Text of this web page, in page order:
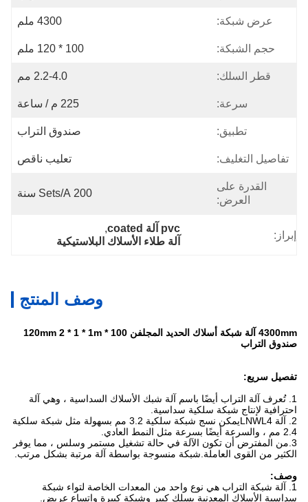
عرض شبكة: 4300 ملم
حجم الشبكة: 100 * 120 ملم
قطر السلك: 2.2-4.0 مم
سرعة: 225 م / ساعة
تطبيق: صندوق التراب
تفاصيل التغليف: تعليب ناقص
القدرة على
العرض:
200 Sets/a سنة
إبراز:
pvc آلة coated
,
آلة طلاء الأسلاك البلاستيكية
وصف المنتج
4300mm آلة شبكة أسلاك الحديد المجلفن 100 * 120mm 2 * 1 * 1m
صندوق التراب
تفصيل سريع:
1. تُعرف آلة التراب أيضًا باسم آلة شبك الأسلاك السداسية ، وهي آلة
احترافية لإنتاج شبكة سلكية سداسية.
يمكن نسج شبكة سلكية 3.2 مم بسهولة مثل شبكة سلكية
2.4 مم ، والسرعة أيضًا بسرعة مثل النمط العادي.
من المفترض أن تكون الآلة في حالة تشغيل مستمر وسلس ، مما يوفر
الكثير من القوى العاملة.شبكة منسوجة بواسطة آلة مرتبة بشكل مرتب.
وصف:
1. آلة شبكة التراب هي نوع واحد من المعدات الخاصة لتواء شبكة
سداسية الأسلاك المعدنية بسلك كبير وشبكة كبيرة واتساع عريض.